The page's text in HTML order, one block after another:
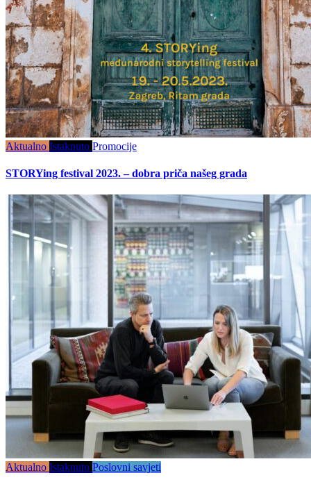
Aktualno Istaknuto Promocije
STORYing festival 2023. – dobra priča našeg grada
Aktualno Istaknuto Poslovni savjeti